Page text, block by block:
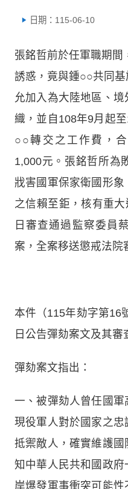
日期：115-06-10
張銘哲前於任軍職期
誘惑，竟與鍾○○共同
允加入為大陸地區、
織，並自108年9月起
○○轉交之工作費，
1,000元。張銘哲所為
戕害國軍保家衛國形
之信賴至鉅，核有重
日審查通過監察委員
案，全案移送懲戒法院
本件（115年劾字第16
日公告彈劾案文及其審
彈劾案文指出：
一、被彈劾人曾任國
現役軍人對於國家之
抵禦敵人，確實維護國
知中華人民共和國政
岸爆發軍事衝突可能